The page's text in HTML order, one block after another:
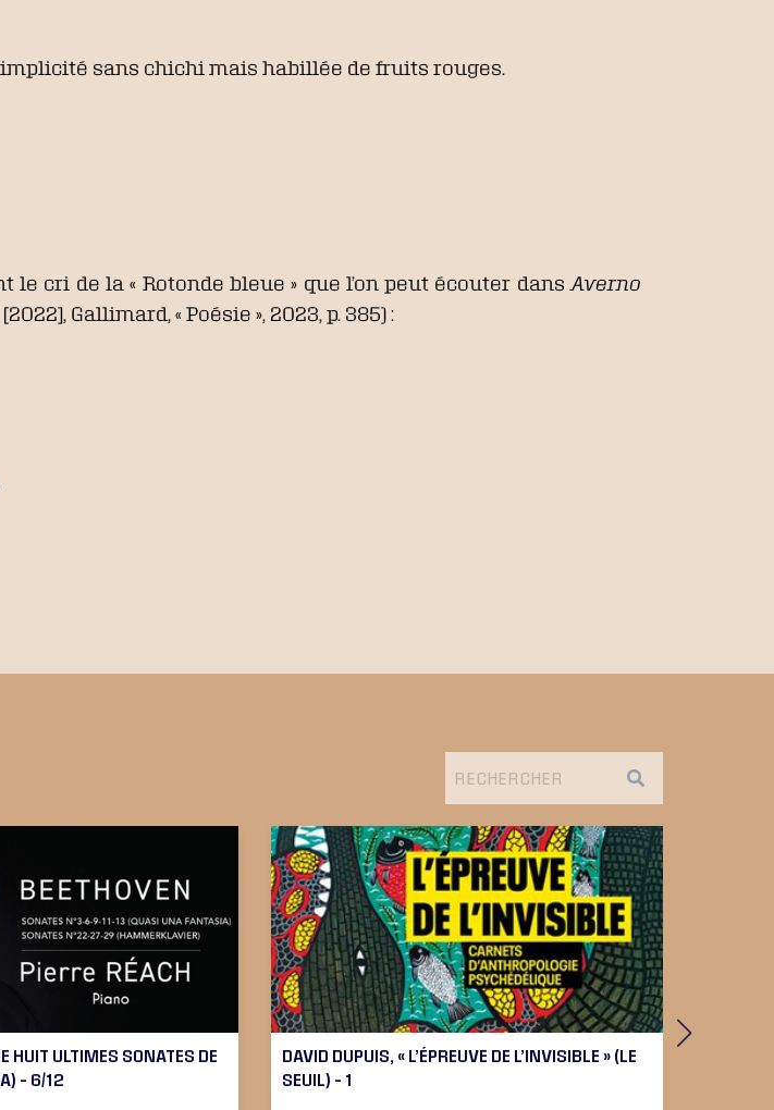
sans chichi mais habillée de fruits rouges.
le cri de la « Rotonde bleue » que l’on peut écouter dans Averno
Gallimard, « Poésie », 2023, p. 385) :
HUIT ULTIMES SONATES DE
– 6/12
DAVID DUPUIS, « L’ÉPREUVE DE L’INVISIBLE » (LE
SEUIL) – 1